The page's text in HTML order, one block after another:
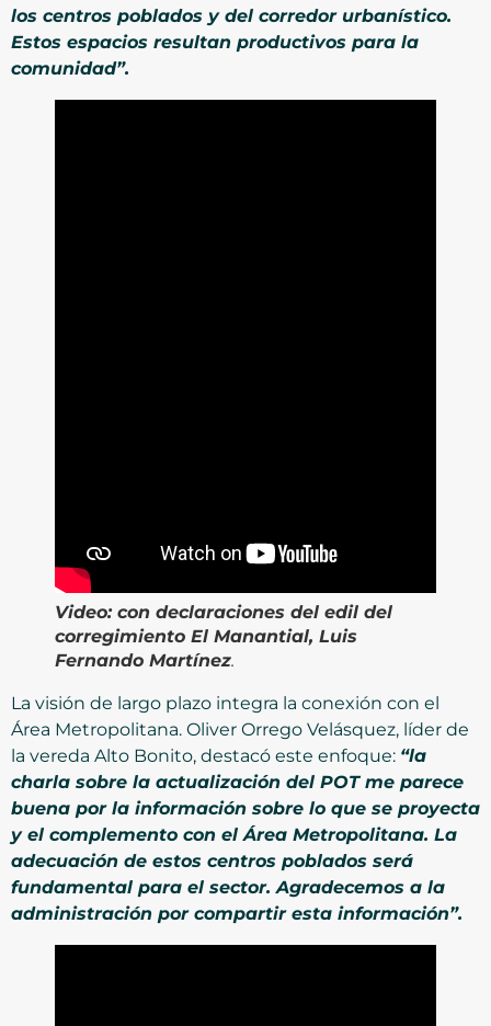
los centros poblados y del corredor urbanístico.
Estos espacios resultan productivos para la
comunidad”.
Video: con declaraciones del edil del
corregimiento El Manantial, Luis
Fernando Martínez.
La visión de largo plazo integra la conexión con el
Área Metropolitana. Oliver Orrego Velásquez, líder de
la vereda Alto Bonito, destacó este enfoque: “la
charla sobre la actualización del POT me parece
buena por la información sobre lo que se proyecta
y el complemento con el Área Metropolitana. La
adecuación de estos centros poblados será
fundamental para el sector. Agradecemos a la
administración por compartir esta información”.